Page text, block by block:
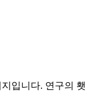
입니다. 연구의 횃